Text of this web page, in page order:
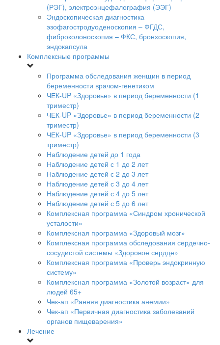
(РЭГ), электроэнцефалография (ЭЭГ)
Эндоскопическая диагностика
эзофагостродуоденоскопия – ФГДС,
фиброколоноскопия – ФКС, бронхоскопия,
эндокапсула
Комплексные программы
Программа обследования женщин в период
беременности врачом-генетиком
ЧЕК-UP «Здоровье» в период беременности (1
триместр)
ЧЕК-UP «Здоровье» в период беременности (2
триместр)
ЧЕК-UP «Здоровье» в период беременности (3
триместр)
Наблюдение детей до 1 года
Наблюдение детей с 1 до 2 лет
Наблюдение детей с 2 до 3 лет
Наблюдение детей с 3 до 4 лет
Наблюдение детей с 4 до 5 лет
Наблюдение детей с 5 до 6 лет
Комплексная программа «Синдром хронической
усталости»
Комплексная программа «Здоровый мозг»
Комплексная программа обследования сердечно-
сосудистой системы «Здоровое сердце»
Комплексная программа «Проверь эндокринную
систему»
Комплексная программа «Золотой возраст» для
людей 65+
Чек-ап «Ранняя диагностика анемии»
Чек-ап «Первичная диагностика заболеваний
органов пищеварения»
Лечение